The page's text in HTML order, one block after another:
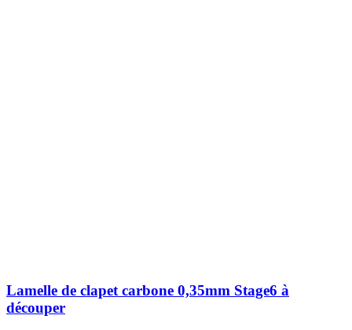
Lamelle de clapet carbone 0,35mm Stage6 à
découper